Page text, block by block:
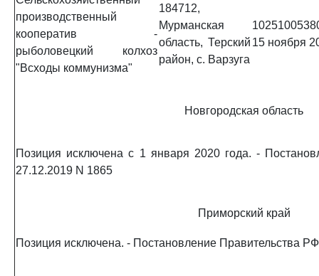
производственный
кооператив -
рыболовецкий колхоз
"Всходы коммунизма"
184712,
Мурманская
область, Терский
район, с. Варзуга
15 ноября
Новгородская область
Позиция исключена с 1 января 2020 года. -
27.12.2019 N 1865
Приморский край
Позиция исключена. - Постановление Правительства